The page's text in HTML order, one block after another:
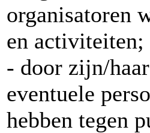
organisatoren
en activiteiten;
- door zijn/
eventuele
hebben tegen